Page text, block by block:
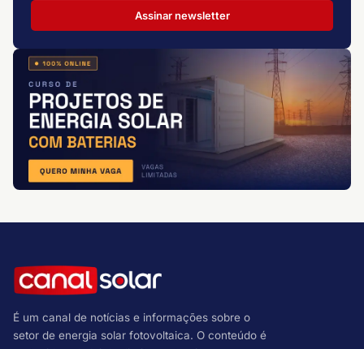
Assinar newsletter
É um canal de notícias e informações sobre o
setor de energia solar fotovoltaica. O conteúdo é